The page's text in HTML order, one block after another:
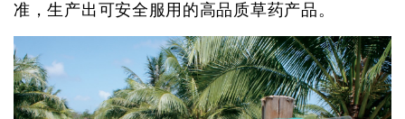
准，生产出可安全服用的高品质草药产品。